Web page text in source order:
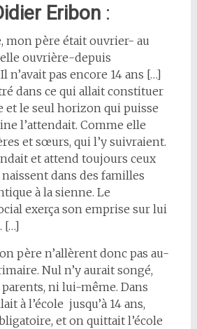
Eribon:
mon père était ouvrier- au
ouvrière-depuis
n’avait pas encore 14 ans […]
dans ce qui allait constituer
et le seul horizon qui puisse
l’attendait. Comme elle
et sœurs, qui l’y suivraient.
et attend toujours ceux
dans des familles
à la sienne. Le
exerça son emprise sur lui
[…]
père n’allèrent donc pas au-
Nul n’y aurait songé,
parents, ni lui-même. Dans
à l’école jusqu’à 14 ans,
et on quittait l’école